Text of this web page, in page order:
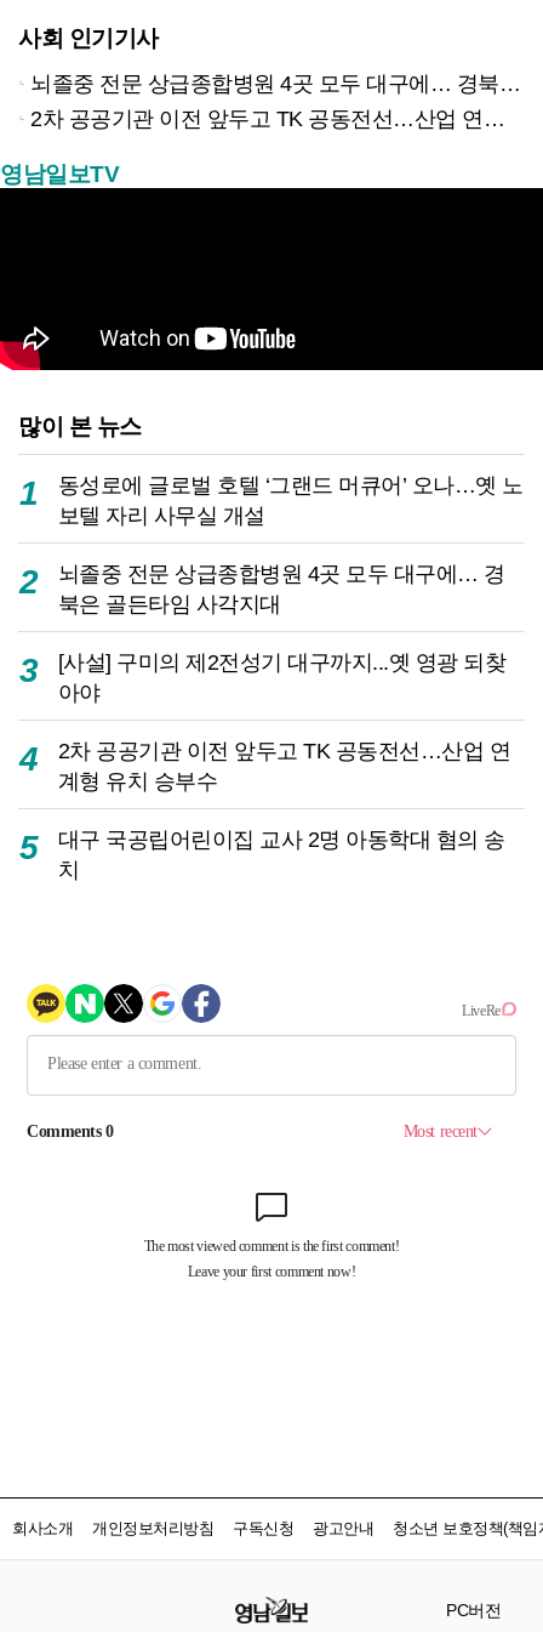
사회 인기기사
뇌졸중 전문 상급종합병원 4곳 모두 대구에… 경북은 골든타임 사각지대
2차 공공기관 이전 앞두고 TK 공동전선…산업 연계형 유치 승부수
영남일보TV
많이 본 뉴스
1
동성로에 글로벌 호텔 ‘그랜드 머큐어’ 오나…옛 노
보텔 자리 사무실 개설
2
뇌졸중 전문 상급종합병원 4곳 모두 대구에… 경
북은 골든타임 사각지대
3
[사설] 구미의 제2전성기 대구까지...옛 영광 되찾
아야
4
2차 공공기관 이전 앞두고 TK 공동전선…산업 연
계형 유치 승부수
5
대구 국공립어린이집 교사 2명 아동학대 혐의 송
치
회사소개 개인정보처리방침 구독신청 광고안내 청소년 보호정책(책임
PC버전